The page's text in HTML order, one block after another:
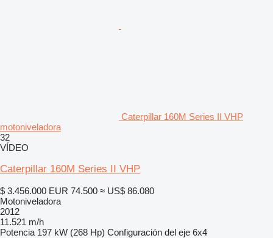
Caterpillar 160M Series II VHP
motoniveladora
32
VÍDEO
Caterpillar 160M Series II VHP
$ 3.456.000 EUR 74.500 ≈ US$ 86.080
Motoniveladora
2012
11.521 m/h
Potencia 197 kW (268 Hp) Configuración del eje 6x4